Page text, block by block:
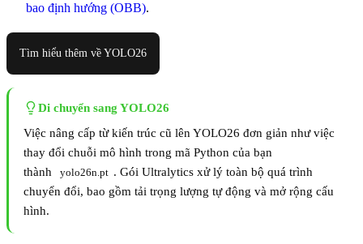
bao định hướng (OBB).
Tìm hiểu thêm về YOLO26
Di chuyển sang YOLO26
Việc nâng cấp từ kiến trúc cũ lên YOLO26 đơn giản như việc
thay đổi chuỗi mô hình trong mã Python của bạn
thành
yolo26n.pt . Gói Ultralytics xử lý toàn bộ quá trình
chuyển đổi, bao gồm tải trọng lượng tự động và mở rộng cấu
hình.